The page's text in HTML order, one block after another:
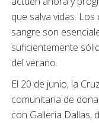
que salva vidas.
sangre son
suficientemente
del verano.
El 20 de junio, la
comunitaria de
con Galleria Dallas,